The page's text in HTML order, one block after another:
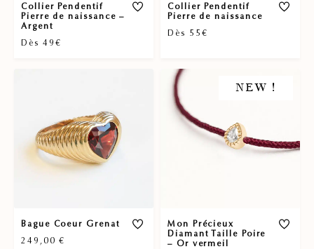
Collier Pendentif
Pierre de naissance –
Argent
Dès 49€
Collier Pendentif
Pierre de naissance
Dès 55€
Bague Coeur Grenat
249,00€
NEW !
Mon Précieux
Diamant Taille Poire
– Or vermeil